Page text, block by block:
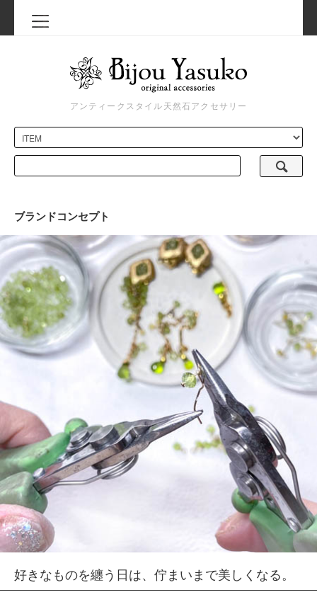
アンティークスタイル天然石アクセサリー
ブランドコンセプト
好きなものを纏う日は、佇まいまで美しくなる。